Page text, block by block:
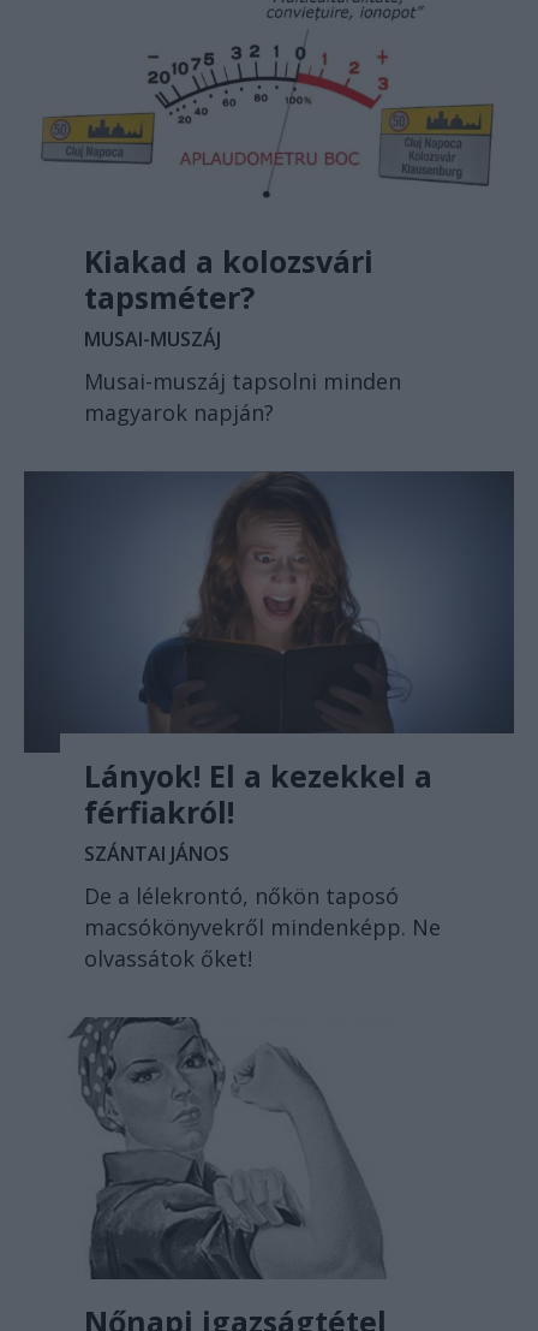
Kiakad a kolozsvári
tapsméter?
MUSAI-MUSZÁJ
Musai-muszáj tapsolni minden
magyarok napján?
Lányok! El a kezekkel a
férfiakról!
SZÁNTAI JÁNOS
De a lélekrontó, nőkön taposó
macsókönyvekről mindenképp. Ne
olvassátok őket!
Nőnapi igazságtétel